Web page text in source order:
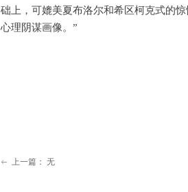
础上，可媲美夏布洛尔和希区柯克式的
心理阴谋画像。”
ꂃ 上一篇： 无